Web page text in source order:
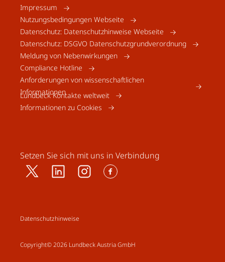
Impressum
Nutzungsbedingungen Webseite
Datenschutz: Datenschutzhinweise Webseite
Datenschutz: DSGVO Datenschutzgrundverordnung
Meldung von Nebenwirkungen
Compliance Hotline
Anforderungen von wissenschaftlichen
Informationen
Lundbeck Kontakte weltweit
Informationen zu Cookies
Setzen Sie sich mit uns in Verbindung
Datenschutzhinweise
Copyright© 2026 Lundbeck Austria GmbH